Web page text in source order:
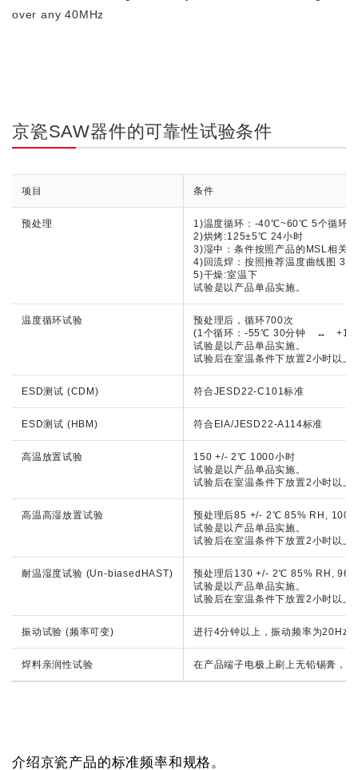
over any 40MHz
京瓷SAW器件的可靠性试验条件
项目 条件
预处理
1)温度循环：-40℃~60℃ 5个循环
2)烘烤:125±5℃ 24小时
3)湿中：条件按照产品的MSL相关
4)回流焊：按照推荐温度曲线图 3次
5)干燥:室温下
试验是以产品单品实施。
温度循环试验
预处理后，循环700次
(1个循环：-55℃ 30分钟 ↔
试验是以产品单品实施。
试验后在室温条件下放置2小时以
ESD测试 (CDM) 符合JESD22-C101标准
ESD测试 (HBM) 符合EIA/JESD22-A114标准
高温放置试验
150 +/- 2℃ 1000小时
试验是以产品单品实施。
试验后在室温条件下放置2小时以
高温高湿放置试验
预处理后85 +/- 2℃ 85% RH, 1000
试验是以产品单品实施。
试验后在室温条件下放置2小时以
耐温湿度试验 (Un-biasedHAST)
预处理后130 +/- 2℃ 85% RH, 96
试验是以产品单品实施。
试验后在室温条件下放置2小时以
振动试验 (频率可变) 进行4分钟以上，振动频率为
焊料亲润性试验 在产品端子电极上刷上无铅锡膏，
介绍京瓷产品的标准频率和规格。